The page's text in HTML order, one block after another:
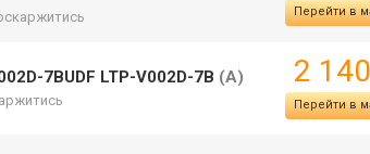
Перейти в
7BUDF LTP-V002D-7B (А) 2 140
Перейти в